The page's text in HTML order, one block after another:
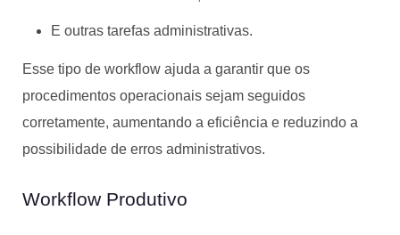
E outras tarefas administrativas.
Esse tipo de workflow ajuda a garantir que os
procedimentos operacionais sejam seguidos
corretamente, aumentando a eficiência e reduzindo a
possibilidade de erros administrativos.
Workflow Produtivo